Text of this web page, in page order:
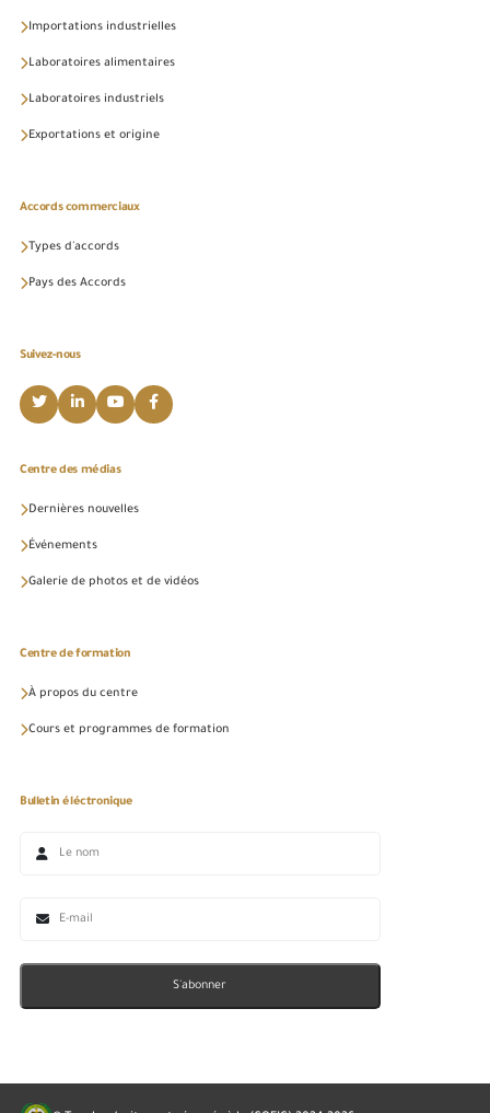
Importations industrielles
Laboratoires alimentaires
Laboratoires industriels
Exportations et origine
Accords commerciaux
Types d'accords
Pays des Accords
Suivez-nous
Centre des médias
Dernières nouvelles
Événements
Galerie de photos et de vidéos
Centre de formation
À propos du centre
Cours et programmes de formation
Bulletin éléctronique
S'abonner